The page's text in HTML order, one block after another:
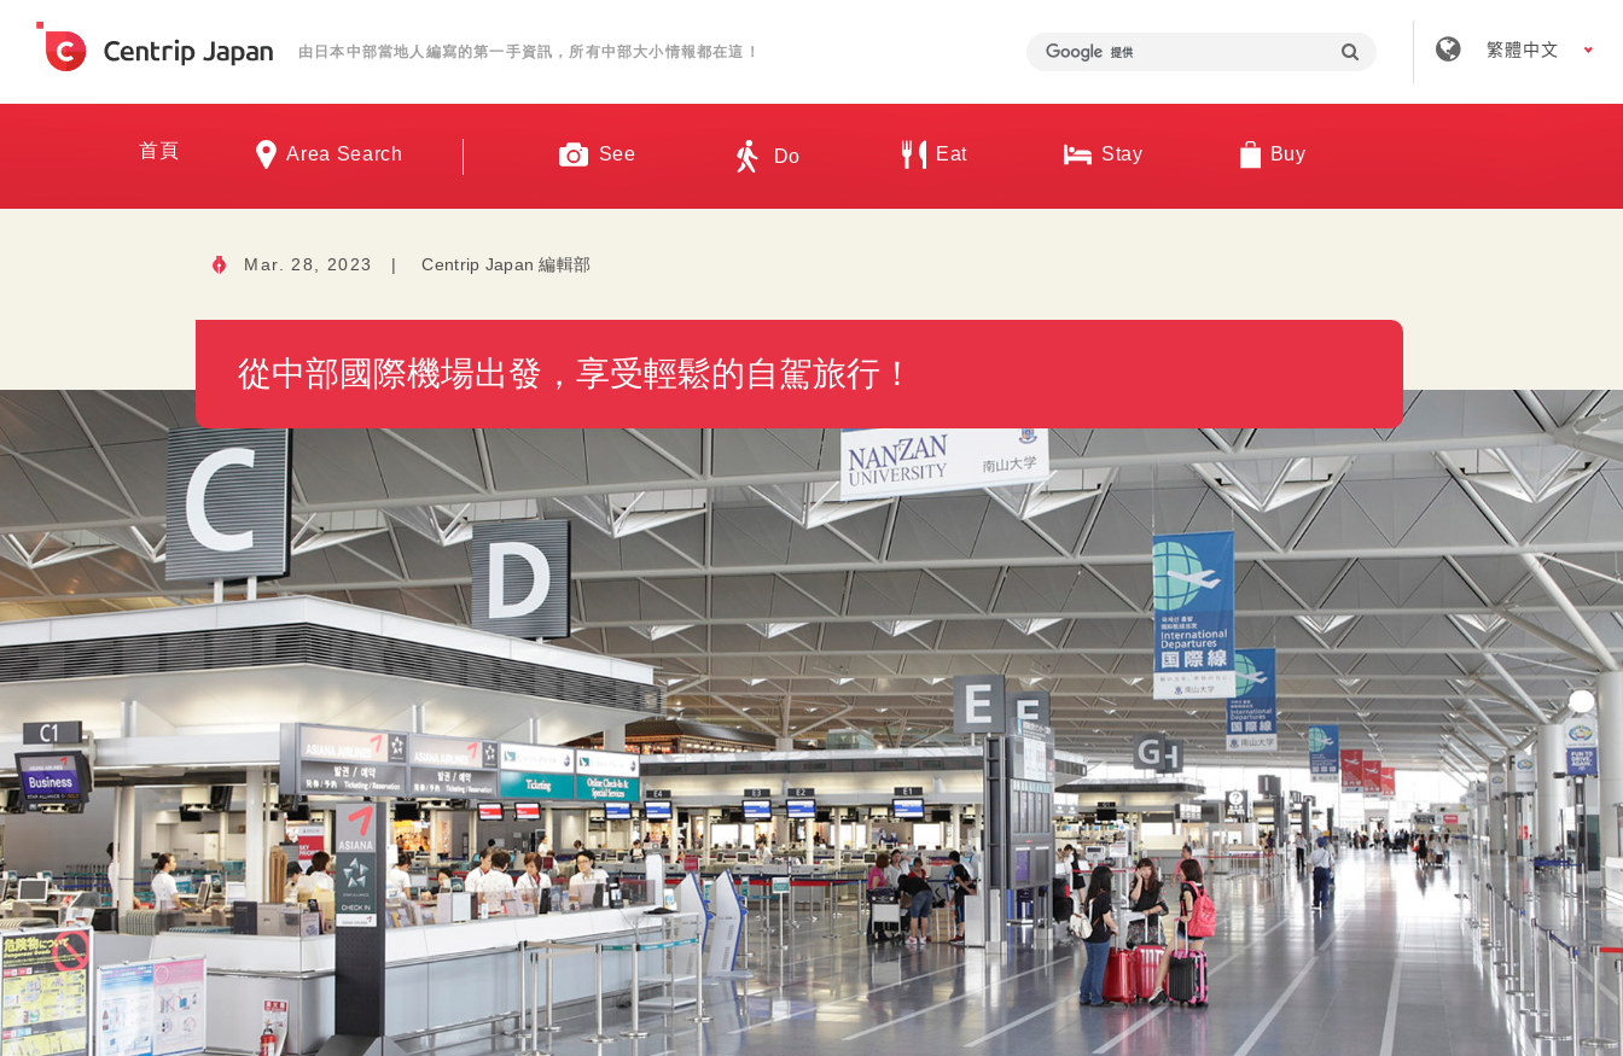
由日本中部當地人編寫的第一手資訊，所有中部大小情報都在這！ 繁體中文
首頁 Area Search See Do Eat Stay Buy
Mar. 28, 2023 | Centrip Japan 編輯部
從中部國際機場出發，享受輕鬆的自駕旅行！